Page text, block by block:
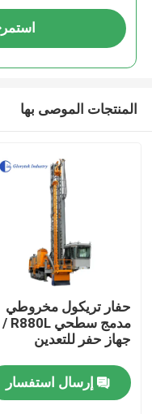
بيت
استمر
المنتجات الموصى بها
حفار تريكول مخروطي
مدمج سطحي R880L /
جهاز حفر للتعدين
إرسال استفسار